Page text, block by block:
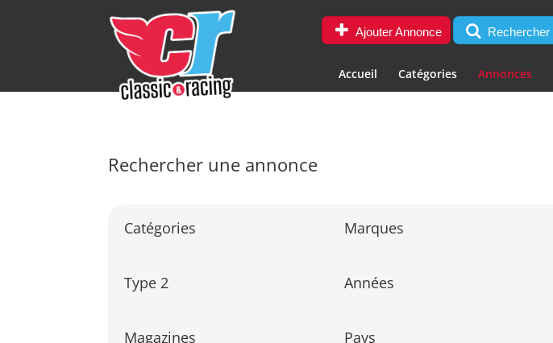
Ajouter Annonce Rechercher
Accueil Catégories Annonces
Rechercher une annonce
Catégories Marques
Type 2 Années
Magazines Pays